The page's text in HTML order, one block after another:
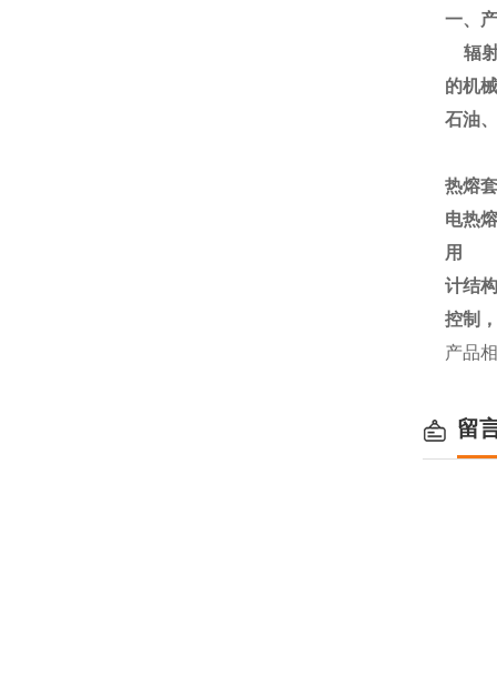
一、
辐
的机
石油
热熔套
电热
用
计结
控制
产品
留